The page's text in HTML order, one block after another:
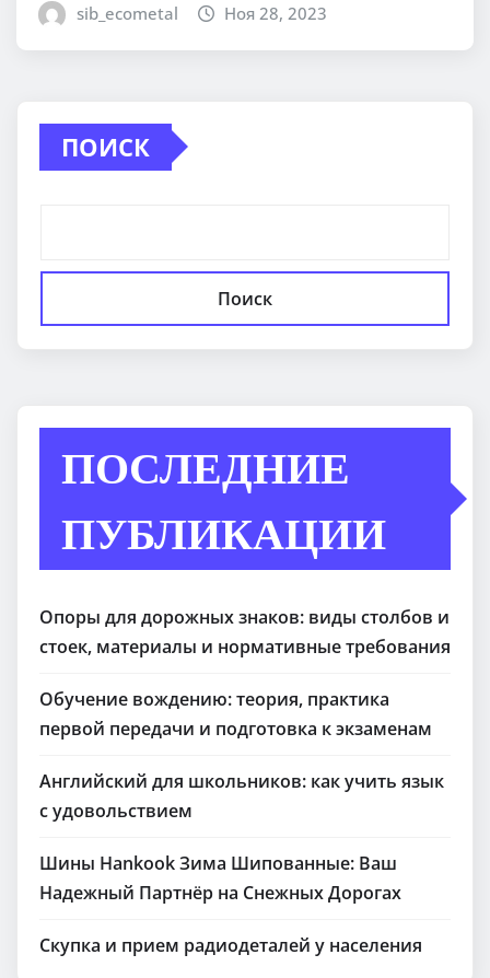
sib_ecometal Ноя 28, 2023
ПОИСК
Поиск
ПОСЛЕДНИЕ
ПУБЛИКАЦИИ
Опоры для дорожных знаков: виды столбов и
стоек, материалы и нормативные требования
Обучение вождению: теория, практика
первой передачи и подготовка к экзаменам
Английский для школьников: как учить язык
с удовольствием
Шины Hankook Зима Шипованные: Ваш
Надежный Партнёр на Снежных Дорогах
Скупка и прием радиодеталей у населения